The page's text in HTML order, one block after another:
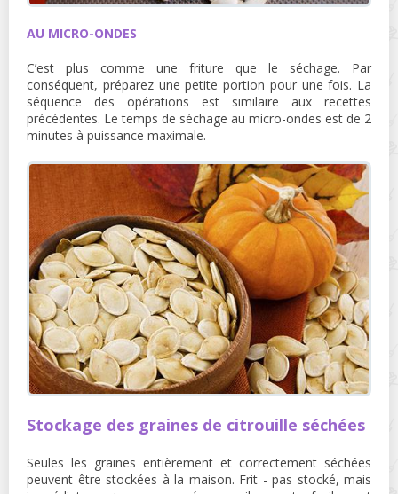
AU MICRO-ONDES
C’est plus comme une friture que le séchage. Par
conséquent, préparez une petite portion pour une fois. La
séquence des opérations est similaire aux recettes
précédentes. Le temps de séchage au micro-ondes est de 2
minutes à puissance maximale.
Stockage des graines de citrouille séchées
Seules les graines entièrement et correctement séchées
peuvent être stockées à la maison. Frit - pas stocké, mais